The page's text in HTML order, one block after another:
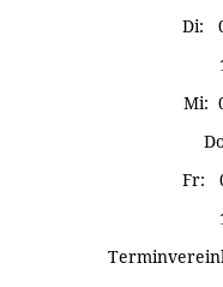
Di:
Mi:
Fr: